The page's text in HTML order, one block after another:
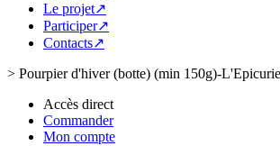
Le projet↗
Participer↗
Contacts↗
> Pourpier d'hiver (botte) (min 150g)-
Accès direct
Commander
Mon compte